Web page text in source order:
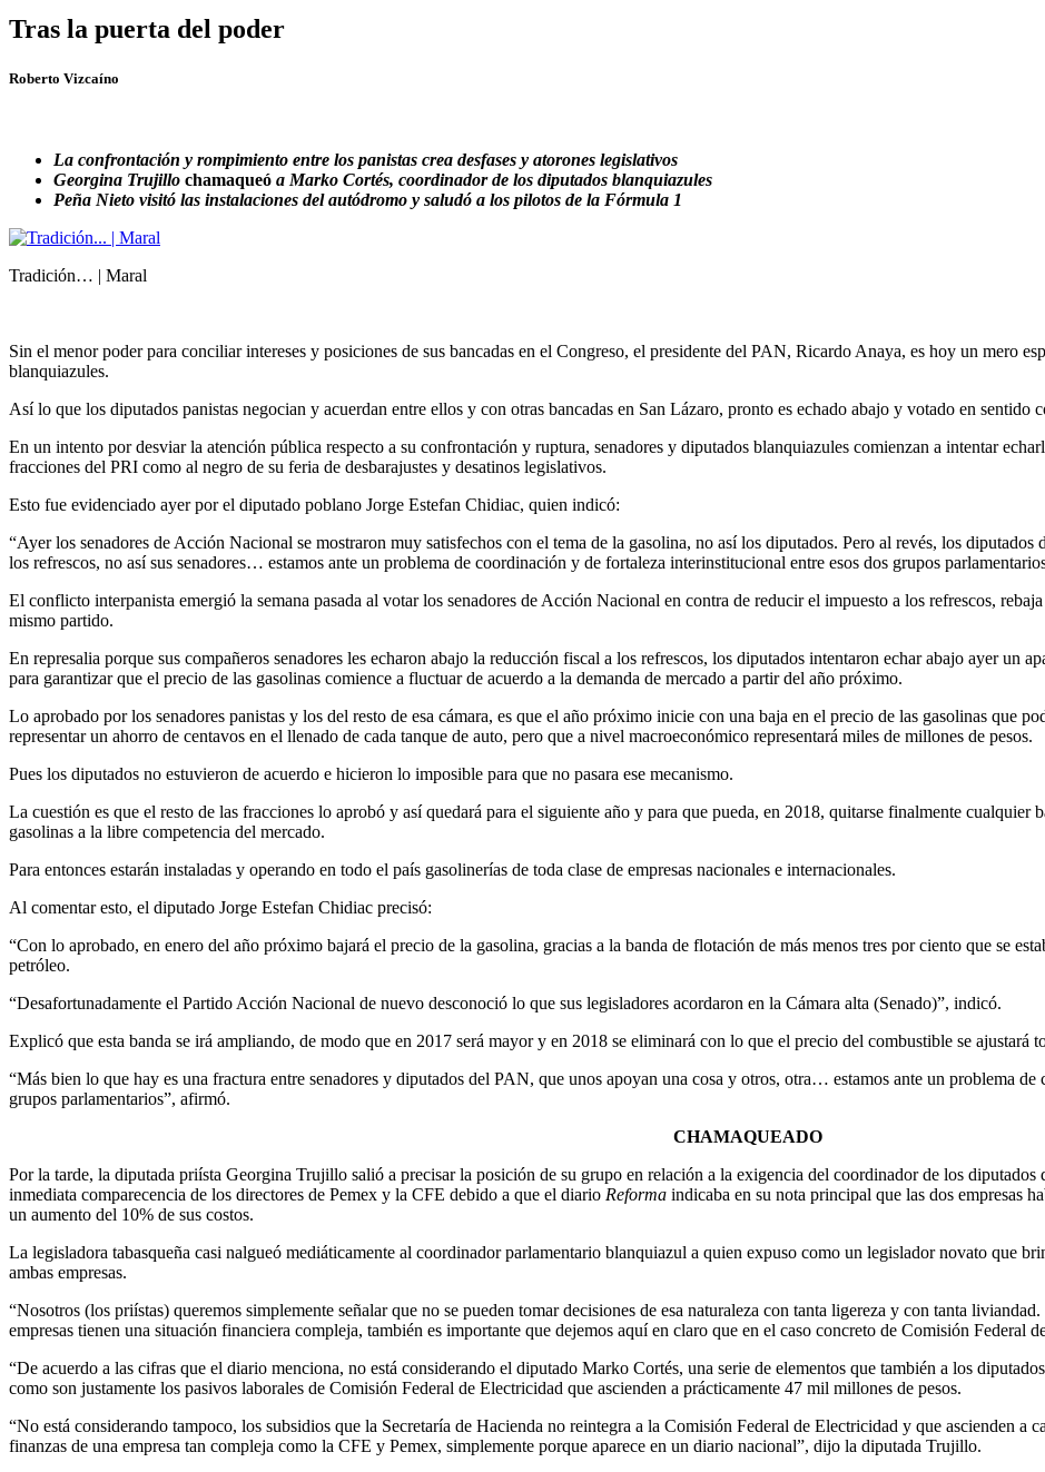
Tras la puerta del poder
Roberto Vizcaíno
La confrontación y rompimiento entre los panistas crea desfases y atorones legislativos
Georgina Trujillo chamaqueó a Marko Cortés, coordinador de los diputados blanquiazules
Peña Nieto visitó las instalaciones del autódromo y saludó a los pilotos de la Fórmula 1
Tradición… | Maral
Sin el menor poder para conciliar intereses y posiciones de sus bancadas en el Congreso, el presidente del PAN, Ricardo Anaya, es hoy un mero
blanquiazules.
Así lo que los diputados panistas negocian y acuerdan entre ellos y con otras bancadas en San Lázaro, pronto es echado abajo y votado en sentido
En un intento por desviar la atención pública respecto a su confrontación y ruptura, senadores y diputados blanquiazules comienzan a intentar
fracciones del PRI como al negro de su feria de desbarajustes y desatinos legislativos.
Esto fue evidenciado ayer por el diputado poblano Jorge Estefan Chidiac, quien indicó:
“Ayer los senadores de Acción Nacional se mostraron muy satisfechos con el tema de la gasolina, no así los diputados. Pero al revés, los
los refrescos, no así sus senadores… estamos ante un problema de coordinación y de fortaleza interinstitucional entre esos dos grupos
El conflicto interpanista emergió la semana pasada al votar los senadores de Acción Nacional en contra de reducir el impuesto a los refrescos,
mismo partido.
En represalia porque sus compañeros senadores les echaron abajo la reducción fiscal a los refrescos, los diputados intentaron echar abajo ayer un
para garantizar que el precio de las gasolinas comience a fluctuar de acuerdo a la demanda de mercado a partir del año próximo.
Lo aprobado por los senadores panistas y los del resto de esa cámara, es que el año próximo inicie con una baja en el precio de las gasolinas que
representar un ahorro de centavos en el llenado de cada tanque de auto, pero que a nivel macroeconómico representará miles de millones de pesos.
Pues los diputados no estuvieron de acuerdo e hicieron lo imposible para que no pasara ese mecanismo.
La cuestión es que el resto de las fracciones lo aprobó y así quedará para el siguiente año y para que pueda, en 2018, quitarse finalmente
gasolinas a la libre competencia del mercado.
Para entonces estarán instaladas y operando en todo el país gasolinerías de toda clase de empresas nacionales e internacionales.
Al comentar esto, el diputado Jorge Estefan Chidiac precisó:
“Con lo aprobado, en enero del año próximo bajará el precio de la gasolina, gracias a la banda de flotación de más menos tres por ciento que se
petróleo.
“Desafortunadamente el Partido Acción Nacional de nuevo desconoció lo que sus legisladores acordaron en la Cámara alta (Senado)”, indicó.
Explicó que esta banda se irá ampliando, de modo que en 2017 será mayor y en 2018 se eliminará con lo que el precio del combustible se ajustará
“Más bien lo que hay es una fractura entre senadores y diputados del PAN, que unos apoyan una cosa y otros, otra… estamos ante un problema
grupos parlamentarios”, afirmó.
CHAMAQUEADO
Por la tarde, la diputada priísta Georgina Trujillo salió a precisar la posición de su grupo en relación a la exigencia del coordinador de los
inmediata comparecencia de los directores de Pemex y la CFE debido a que el diario Reforma indicaba en su nota principal que las dos empresas
un aumento del 10% de sus costos.
La legisladora tabasqueña casi nalgueó mediáticamente al coordinador parlamentario blanquiazul a quien expuso como un legislador novato que
ambas empresas.
“Nosotros (los priístas) queremos simplemente señalar que no se pueden tomar decisiones de esa naturaleza con tanta ligereza y con tanta
empresas tienen una situación financiera compleja, también es importante que dejemos aquí en claro que en el caso concreto de Comisión Federal
“De acuerdo a las cifras que el diario menciona, no está considerando el diputado Marko Cortés, una serie de elementos que también a los
como son justamente los pasivos laborales de Comisión Federal de Electricidad que ascienden a prácticamente 47 mil millones de pesos.
“No está considerando tampoco, los subsidios que la Secretaría de Hacienda no reintegra a la Comisión Federal de Electricidad y que ascienden a
finanzas de una empresa tan compleja como la CFE y Pemex, simplemente porque aparece en un diario nacional”, dijo la diputada Trujillo.